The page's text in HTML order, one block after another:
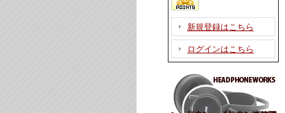
新規登録はこちら
ログインはこちら